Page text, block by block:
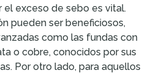
exceso de sebo es vital.
pueden ser beneficiosos,
como las fundas con
o cobre, conocidos por sus
Por otro lado, para aquellos